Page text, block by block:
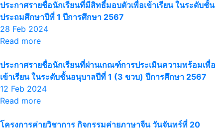
ประกาศรายชื่อนักเรียนที่มีสิทธิ์มอบตัวเพื่อเข้าเรียน ในระดับชั้น
ประถมศึกษาปีที่ 1 ปีการศึกษา 2567
28 Feb 2024
Read more
ประกาศรายชื่อนักเรียนที่ผ่านเกณฑ์การประเมินความพร้อมเพื่อ
เข้าเรียน ในระดับชั้นอนุบาลปีที่ 1 (3 ขวบ) ปีการศึกษา 2567
12 Feb 2024
Read more
โครงการค่ายวิชาการ กิจกรรมค่ายภาษาจีน วันจันทร์ที่ 20